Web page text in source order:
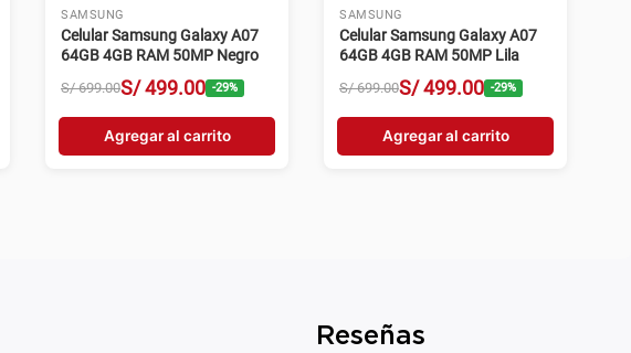
SAMSUNG
Celular Samsung Galaxy A07
64GB 4GB RAM 50MP Negro
S/ 699.00S/ 499.00 -29%
Agregar al carrito
SAMSUNG
Celular Samsung Galaxy A07
64GB 4GB RAM 50MP Lila
S/ 699.00S/ 499.00 -29%
Agregar al carrito
Reseñas